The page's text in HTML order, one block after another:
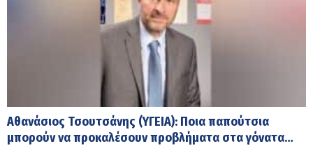
Αθανάσιος Τσουτσάνης (ΥΓΕΙΑ): Ποια παπούτσια
μπορούν να προκαλέσουν προβλήματα στα γόνατα